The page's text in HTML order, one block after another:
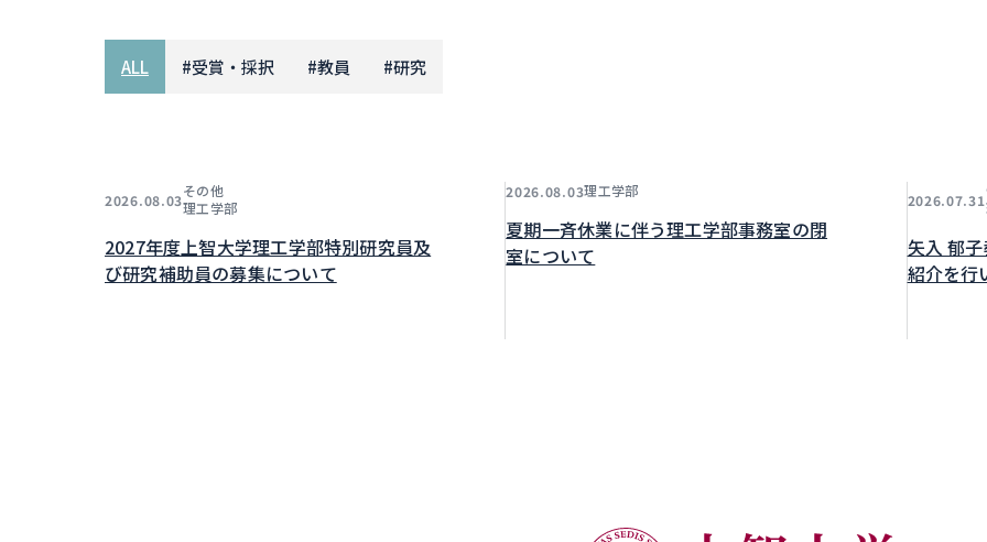
ALL #受賞・採択 #教員 #研究
2026.08.03その他
理工学部
2027年度上智大学理工学部特別研究員及
び研究補助員の募集について
2026.08.03理工学部
夏期一斉休業に伴う理工学部事務室の閉
室について
2026.07.31
矢入 郁
紹介を行